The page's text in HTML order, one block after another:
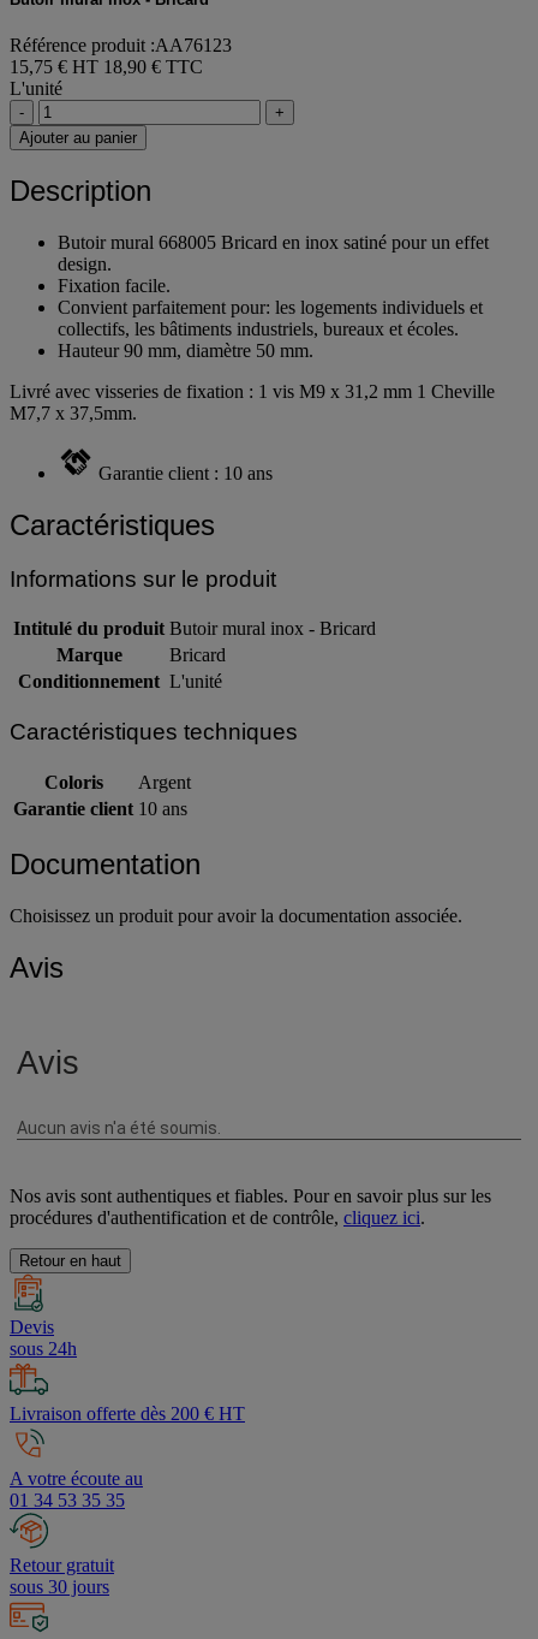
Référence produit :AA76123
15,75 € HT 18,90 € TTC
L'unité
-
+
Ajouter au panier
Description
Butoir mural 668005 Bricard en inox satiné pour un effet
design.
Fixation facile.
Convient parfaitement pour: les logements individuels et
collectifs, les bâtiments industriels, bureaux et écoles.
Hauteur 90 mm, diamètre 50 mm.
Livré avec visseries de fixation : 1 vis M9 x 31,2 mm 1 Cheville
M7,7 x 37,5mm.
Garantie client : 10 ans
Caractéristiques
Informations sur le produit
Intitulé du produit Butoir mural inox - Bricard
Marque
Bricard
Conditionnement L'unité
Caractéristiques techniques
Coloris
Argent
Garantie client 10 ans
Documentation
Choisissez un produit pour avoir la documentation associée.
Avis
Nos avis sont authentiques et fiables. Pour en savoir plus sur les
procédures d'authentification et de contrôle, cliquez ici.
Retour en haut
Devis
sous 24h
Livraison offerte dès 200 € HT
A votre écoute au
01 34 53 35 35
Retour gratuit
sous 30 jours